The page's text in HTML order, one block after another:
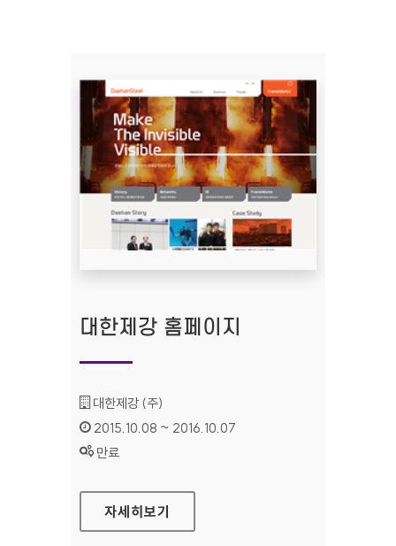
대한제강 홈페이지
기관명 :
대한제강 (주)
인증기간 :
2015.10.08 ~ 2016.10.07
상태 :
만료
대한제강 홈페이지
자세히보기